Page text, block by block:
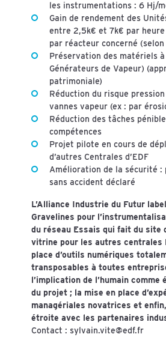
les instrumentations : 6 Hj/
Gain de rendement des
entre 2,5k€ et 7k€ par
par réacteur concerné
Préservation des matériels à
Générateurs de Vapeur)
patrimoniale)
Réduction du risque
vannes vapeur (ex : par
Réduction des tâches
compétences
Projet pilote en cours de
d’autres Centrales d’EDF
Amélioration de la sécurité :
sans accident déclaré
L’Alliance Industrie du Futur
Gravelines pour
du réseau Essais qui fait du site
vitrine pour les autres centrales
place d’outils numériques
transposables à toutes
l’implication de l’humain comme
du projet ; la mise en place
managériales novatrices et
étroite avec les partenaires
Contact :sylvain.vite@edf.fr